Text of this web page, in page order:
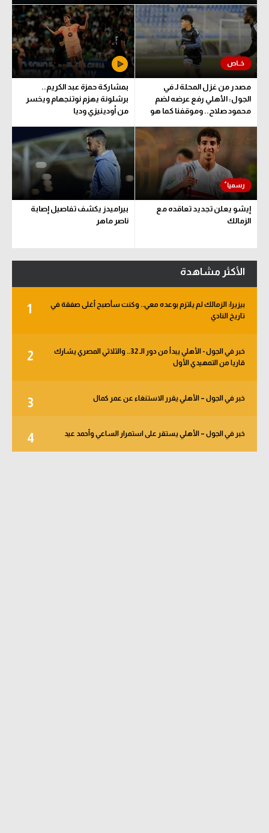
مصدر من غزل المحلة لـ في
الجول: الأهلي رفع عرضه لضم
محمود صلاح.. وموقفنا كما هو
بمشاركة حمزة عبد الكريم..
برشلونة يهزم نوتنجهام ويخسر
من أودينيزي وديا
إيشو يعلن تجديد تعاقده مع
الزمالك
بيراميدز يكشف تفاصيل إصابة
ناصر ماهر
الأكثر مشاهدة
1
بيزيرا: الزمالك لم يلتزم بوعده معي.. وكنت سأصبح أغلى صفقة في
تاريخ النادي
2
خبر في الجول - الأهلي يبدأ من دور الـ 32.. والثلاثي المصري يشارك
قاريا من التمهيدي الأول
3 خبر في الجول – الأهلي يقرر الاستنغاء عن عمر كمال
4 خبر في الجول – الأهلي يستقر على استمرار الساعي وأحمد عيد